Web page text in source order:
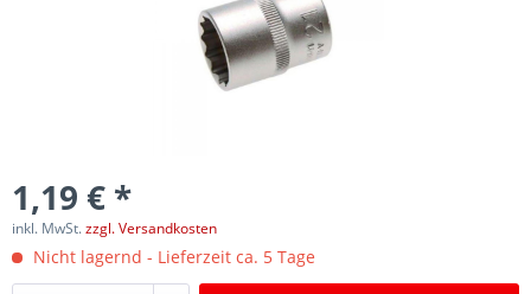
1,19 € *
inkl. MwSt.zzgl. Versandkosten
Nicht lagernd - Lieferzeit ca. 5 Tage